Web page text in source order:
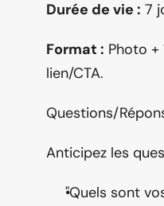
Durée de vie : 7
Format : Photo
lien/CTA.
Questions/
Anticipez les
"Quels sont